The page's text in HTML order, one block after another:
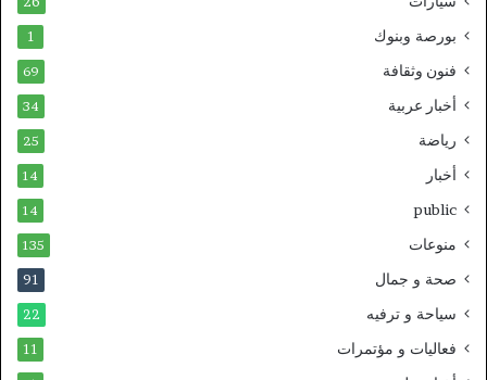
بورصة وبنوك 1
فنون وثقافة 69
أخبار عربية 34
رياضة 25
أخبار 14
public
14
منوعات 135
صحة و جمال 91
سياحة و ترفيه 22
فعاليات و مؤتمرات 11